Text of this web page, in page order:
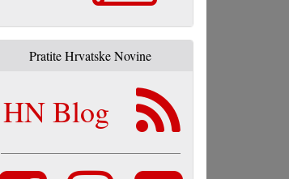
Pratite Hrvatske Novine
HN Blog